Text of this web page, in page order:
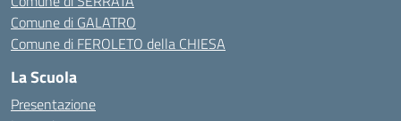
Comune di GALATRO
Comune di FEROLETO della CHIESA
La Scuola
Presentazione